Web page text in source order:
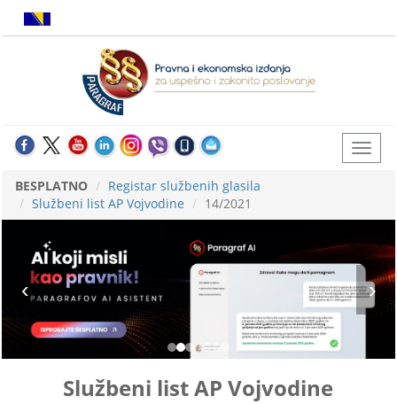
BESPLATNO
Registar službenih glasila
Službeni list AP Vojvodine
14/2021
Službeni list AP Vojvodine